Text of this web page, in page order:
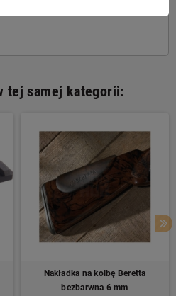
tej samej kategorii:
Nakładka na kolbę Beretta
bezbarwna 6 mm